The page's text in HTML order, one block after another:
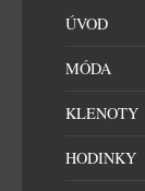
ÚVOD
MÓDA
KLENOTY
HODINKY